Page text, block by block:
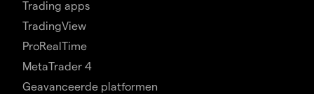
Trading apps
TradingView
ProRealTime
MetaTrader 4
Geavanceerde platformen